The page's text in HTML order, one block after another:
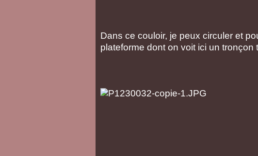
Dans ce couloir, je peux circuler et
plateforme dont on voit ici un tronçon